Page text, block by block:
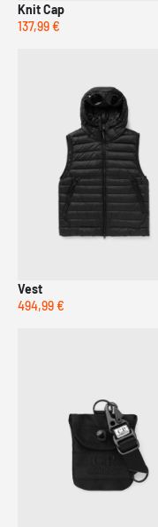
Knit Cap
137,99 €
Vest
494,99 €